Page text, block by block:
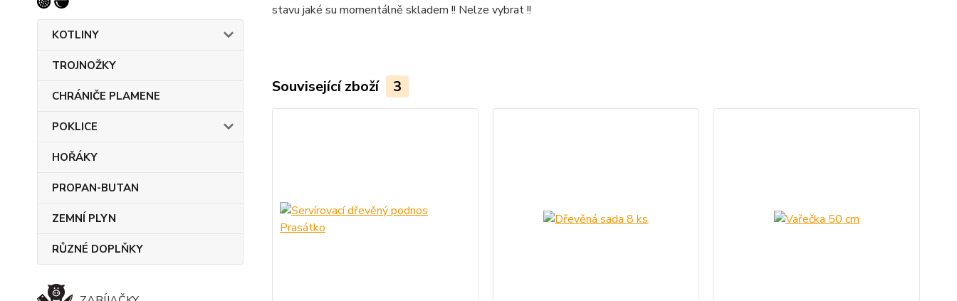
KOTLINY
TROJNOŽKY
CHRÁNIČE PLAMENE
POKLICE
HOŘÁKY
PROPAN-BUTAN
ZEMNÍ PLYN
RŮZNÉ DOPLŇKY
stavu jaké su momentálně skladem !! Nelze vybrat !!
Související zboží 3